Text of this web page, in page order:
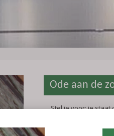
Ode aan de
Stel je voor: je staat
happy. Al dat